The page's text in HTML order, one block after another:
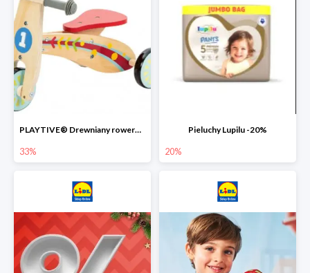
PLAYTIVE® Drewniany rowerek biegowy -33%
33%
Pieluchy Lupilu -20%
20%